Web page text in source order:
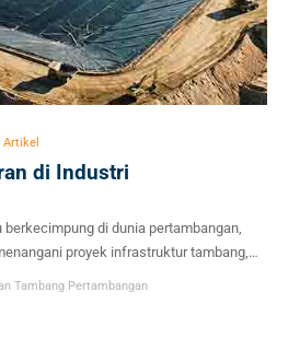
Artikel
di Industri
di dunia pertambangan,
proyek infrastruktur tambang,
Tambang Pertambangan